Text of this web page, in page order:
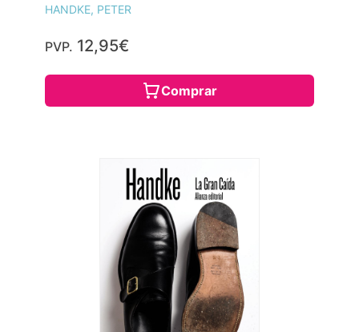
HANDKE, PETER
PVP. 12,95€
Comprar